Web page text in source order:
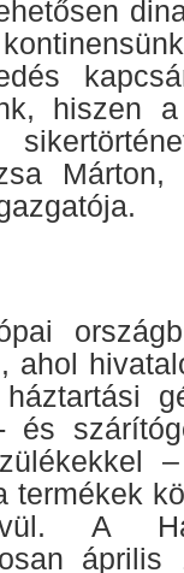
hiszen
ahol
és
termékek
A